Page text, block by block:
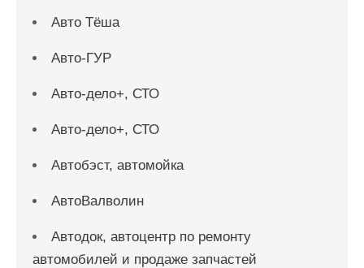
Авто Тёша
Авто-ГУР
Авто-дело+, СТО
Авто-дело+, СТО
Автобэст, автомойка
АвтоВалволин
Автодок, автоцентр по ремонту
автомобилей и продаже запчастей